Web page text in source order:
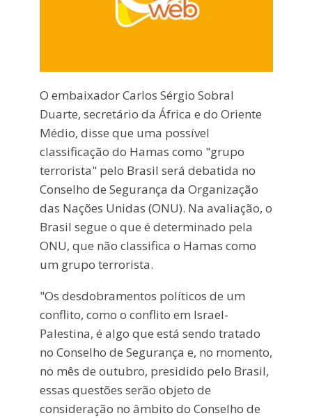
O embaixador Carlos Sérgio Sobral
Duarte, secretário da África e do Oriente
Médio, disse que uma possível
classificação do Hamas como "grupo
terrorista" pelo Brasil será debatida no
Conselho de Segurança da Organização
das Nações Unidas (ONU). Na avaliação, o
Brasil segue o que é determinado pela
ONU, que não classifica o Hamas como
um grupo terrorista.
"Os desdobramentos políticos de um
conflito, como o conflito em Israel-
Palestina, é algo que está sendo tratado
no Conselho de Segurança e, no momento,
no mês de outubro, presidido pelo Brasil,
essas questões serão objeto de
consideração no âmbito do Conselho de